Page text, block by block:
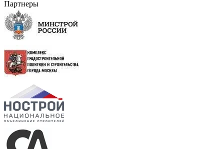
Партнеры